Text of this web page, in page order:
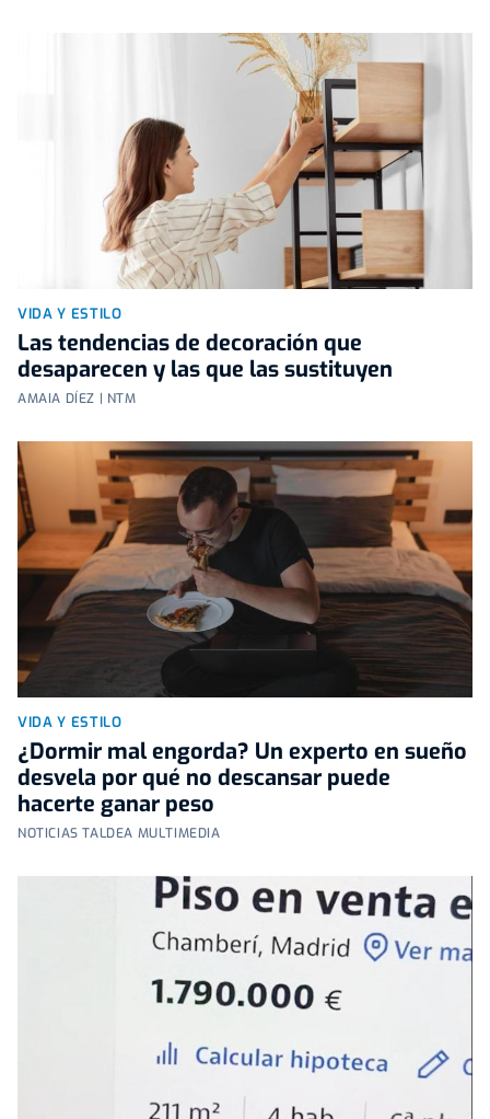
VIDA Y ESTILO
Las tendencias de decoración que
desaparecen y las que las sustituyen
AMAIA DÍEZ | NTM
VIDA Y ESTILO
¿Dormir mal engorda? Un experto en sueño
desvela por qué no descansar puede
hacerte ganar peso
NOTICIAS TALDEA MULTIMEDIA